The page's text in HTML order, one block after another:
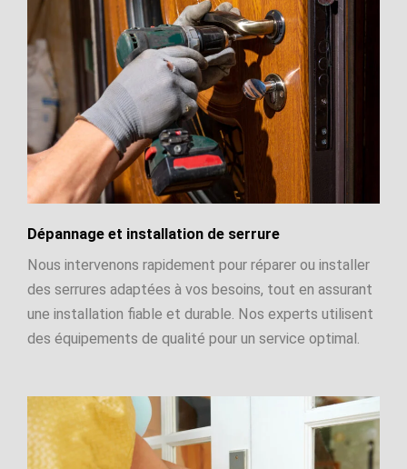
Dépannage et installation de serrure
Nous intervenons rapidement pour réparer ou installer
des serrures adaptées à vos besoins, tout en assurant
une installation fiable et durable. Nos experts utilisent
des équipements de qualité pour un service optimal.